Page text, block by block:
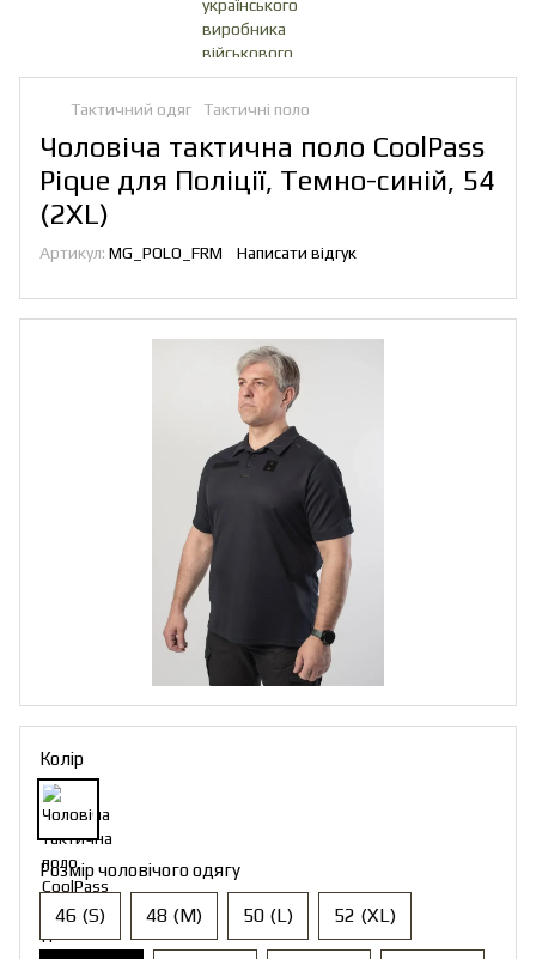
Тактичний одяг Тактичні поло
Чоловіча тактична поло CoolPass
Pique для Поліції, Темно-синій, 54
(2XL)
Артикул: MG_POLO_FRM Написати відгук
Колір
Розмір чоловічого одягу
46 (S) 48 (M) 50 (L) 52 (XL)